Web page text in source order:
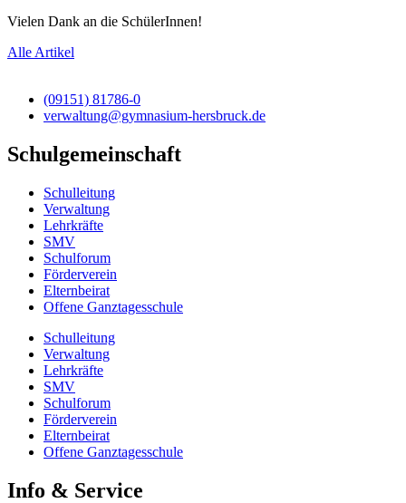
Vielen Dank an die SchülerInnen!
Alle Artikel
(09151) 81786-0
verwaltung@gymnasium-hersbruck.de
Schulgemeinschaft
Schulleitung
Verwaltung
Lehrkräfte
SMV
Schulforum
Förderverein
Elternbeirat
Offene Ganztagesschule
Schulleitung
Verwaltung
Lehrkräfte
SMV
Schulforum
Förderverein
Elternbeirat
Offene Ganztagesschule
Info & Service